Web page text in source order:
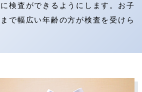
検査ができるようにします。お子
で幅広い年齢の方が検査を受けら